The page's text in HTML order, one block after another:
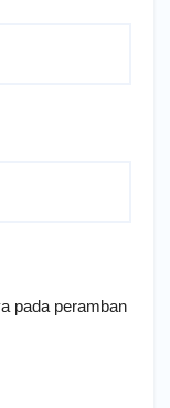
pada peramban